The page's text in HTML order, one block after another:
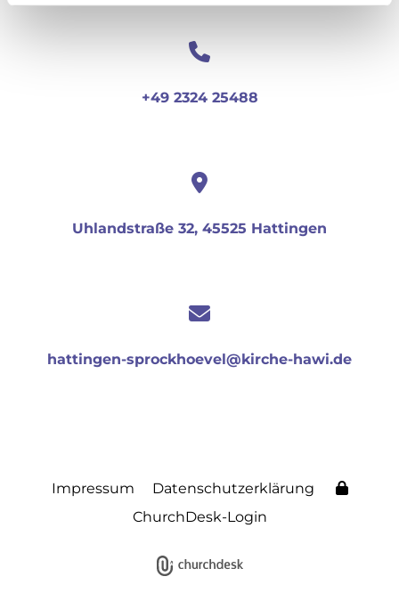
+49 2324 25488
Uhlandstraße 32, 45525 Hattingen
hattingen-sprockhoevel@kirche-hawi.de
Impressum
Datenschutzerklärung
ChurchDesk-Login